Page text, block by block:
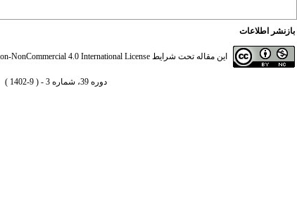
بازنشر اطلاعات
این مقاله تحت شرایط NonCommercial 4.0 International License
دوره 39، شماره 3 - ( 9-1402 )